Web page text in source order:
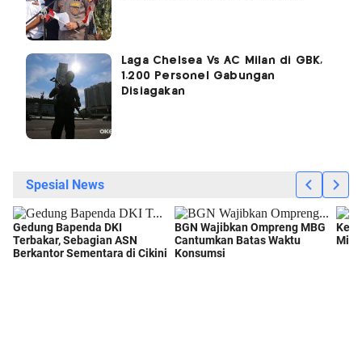
Laga Chelsea Vs AC Milan di GBK,
1.200 Personel Gabungan
Disiagakan